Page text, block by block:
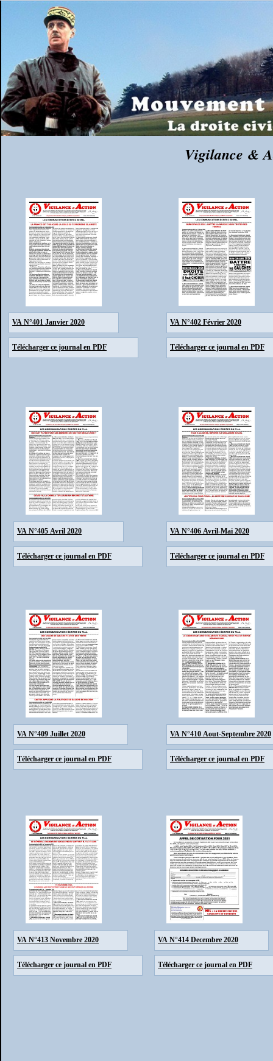
Vigilance &
VA N°401 Janvier 2020
Télécharger ce journal en PDF
VA N°402 Février 2020
Télécharger ce journal en PDF
VA N°405 Avril 2020
Télécharger ce journal en PDF
VA N°406 Avril-Mai 2020
Télécharger ce journal en PDF
VA N°409 Juillet 2020
Télécharger ce journal en PDF
VA N°410 Aout-Septembre 2020
Télécharger ce journal en PDF
VA N°413 Novembre 2020
Télécharger ce journal en PDF
VA N°414 Decembre 2020
Télécharger ce journal en PDF